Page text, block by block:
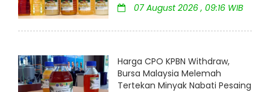
07 August 2026 , 09:16 WIB
Harga CPO KPBN Withdraw,
Bursa Malaysia Melemah
Tertekan Minyak Nabati Pesaing